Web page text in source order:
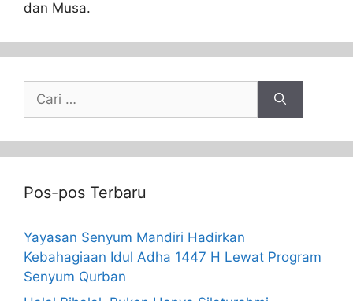
dan Musa.
Pos-pos Terbaru
Yayasan Senyum Mandiri Hadirkan
Kebahagiaan Idul Adha 1447 H Lewat Program
Senyum Qurban